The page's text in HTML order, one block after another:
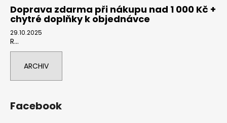
Doprava zdarma při nákupu nad 1 000 Kč +
chytré doplňky k objednávce
29.10.2025
R...
ARCHIV
Facebook